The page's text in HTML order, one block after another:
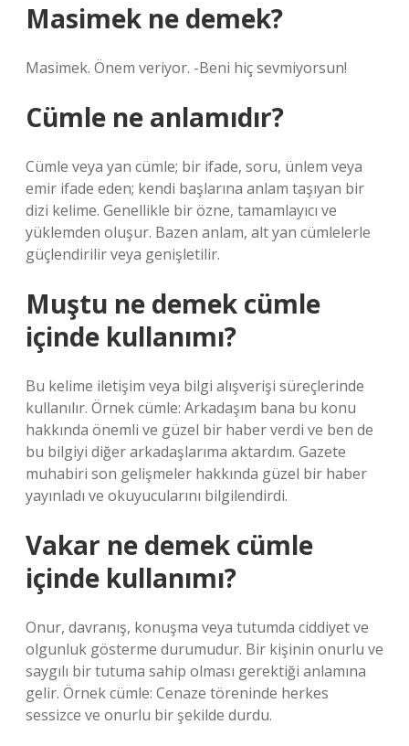
Masimek ne demek?
Masimek. Önem veriyor. -Beni hiç sevmiyorsun!
Cümle ne anlamıdır?
Cümle veya yan cümle; bir ifade, soru, ünlem veya
emir ifade eden; kendi başlarına anlam taşıyan bir
dizi kelime. Genellikle bir özne, tamamlayıcı ve
yüklemden oluşur. Bazen anlam, alt yan cümlelerle
güçlendirilir veya genişletilir.
Muştu ne demek cümle
içinde kullanımı?
Bu kelime iletişim veya bilgi alışverişi süreçlerinde
kullanılır. Örnek cümle: Arkadaşım bana bu konu
hakkında önemli ve güzel bir haber verdi ve ben de
bu bilgiyi diğer arkadaşlarıma aktardım. Gazete
muhabiri son gelişmeler hakkında güzel bir haber
yayınladı ve okuyucularını bilgilendirdi.
Vakar ne demek cümle
içinde kullanımı?
Onur, davranış, konuşma veya tutumda ciddiyet ve
olgunluk gösterme durumudur. Bir kişinin onurlu ve
saygılı bir tutuma sahip olması gerektiği anlamına
gelir. Örnek cümle: Cenaze töreninde herkes
sessizce ve onurlu bir şekilde durdu.